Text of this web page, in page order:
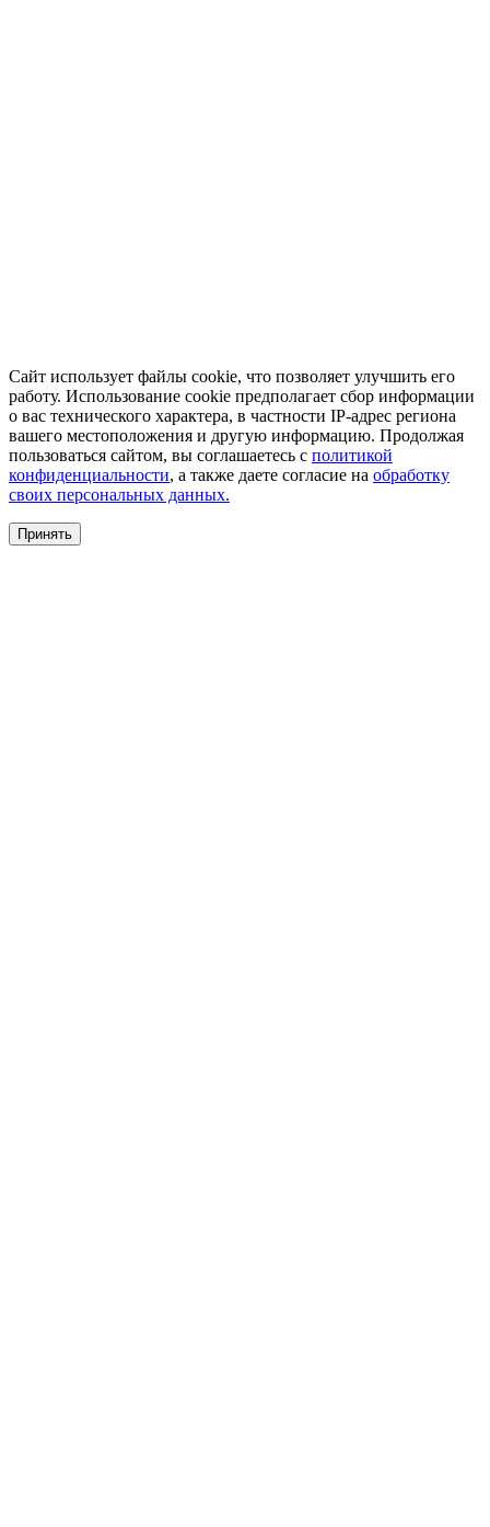
Сайт использует файлы cookie, что позволяет улучшить его
работу. Использование cookie предполагает сбор информации
о вас технического характера, в частности IP-адрес региона
вашего местоположения и другую информацию. Продолжая
пользоваться сайтом, вы соглашаетесь с политикой
конфиденциальности, а также даете согласие на обработку
своих персональных данных.
Принять